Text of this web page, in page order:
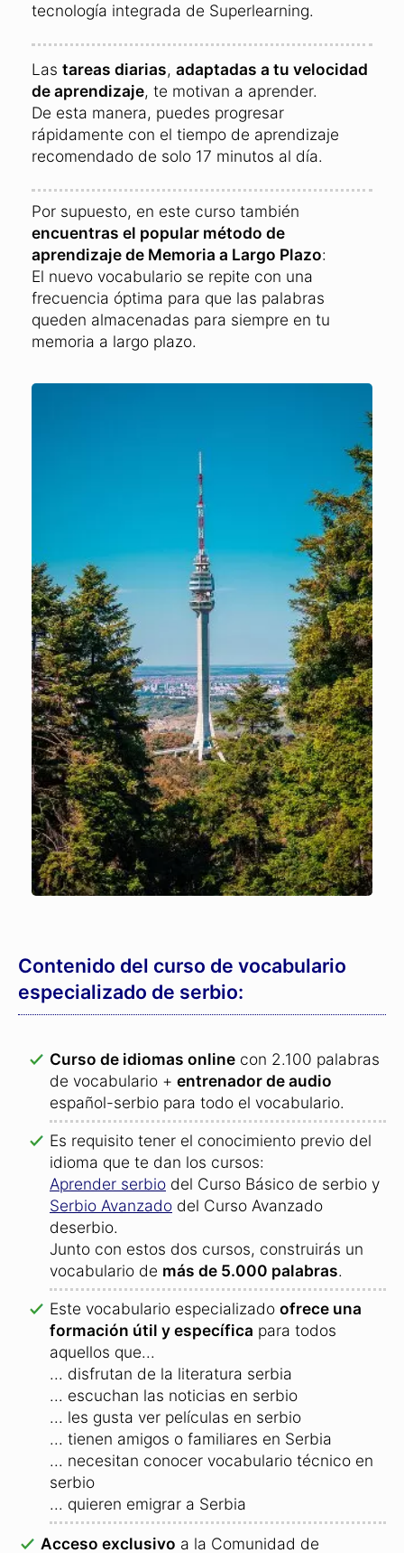
tecnología integrada de Superlearning.
Las tareas diarias, adaptadas a tu velocidad
de aprendizaje, te motivan a aprender.
De esta manera, puedes progresar
rápidamente con el tiempo de aprendizaje
recomendado de solo 17 minutos al día.
Por supuesto, en este curso también
encuentras el popular método de
aprendizaje de Memoria a Largo Plazo:
El nuevo vocabulario se repite con una
frecuencia óptima para que las palabras
queden almacenadas para siempre en tu
memoria a largo plazo.
Contenido del curso de vocabulario
especializado de serbio:
Curso de idiomas online con 2.100 palabras
de vocabulario + entrenador de audio
español-serbio para todo el vocabulario.
Es requisito tener el conocimiento previo del
idioma que te dan los cursos:
Aprender serbio del Curso Básico de serbio y
Serbio Avanzado del Curso Avanzado
deserbio.
Junto con estos dos cursos, construirás un
vocabulario de más de 5.000 palabras.
Este vocabulario especializado ofrece una
formación útil y específica para todos
aquellos que...
... disfrutan de la literatura serbia
... escuchan las noticias en serbio
... les gusta ver películas en serbio
... tienen amigos o familiares en Serbia
... necesitan conocer vocabulario técnico en
serbio
... quieren emigrar a Serbia
Acceso exclusivo a la Comunidad de